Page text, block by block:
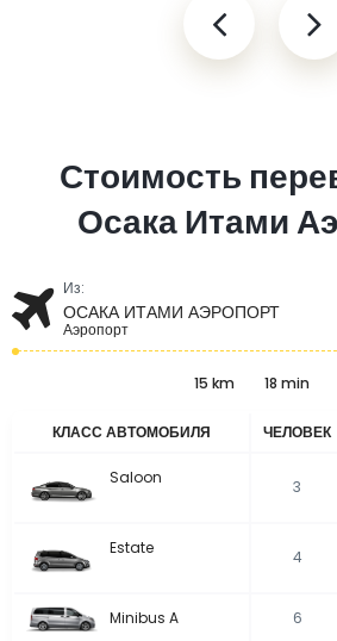
Стоимость
Осака Итами
Из:
ОСАКА ИТАМИ АЭРОПОРТ
Аэропорт
15 km 18 min
КЛАСС АВТОМОБИЛЯ ЧЕЛОВЕК
Saloon 3
Estate 4
Minibus A 6